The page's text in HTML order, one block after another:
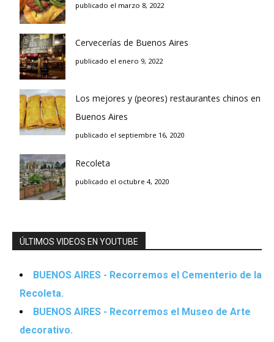
publicado el marzo 8, 2022
Cervecerías de Buenos Aires
publicado el enero 9, 2022
Los mejores y (peores) restaurantes chinos en
Buenos Aires
publicado el septiembre 16, 2020
Recoleta
publicado el octubre 4, 2020
ÚLTIMOS VIDEOS EN YOUTUBE
BUENOS AIRES - Recorremos el Cementerio de la
Recoleta.
BUENOS AIRES - Recorremos el Museo de Arte
decorativo.